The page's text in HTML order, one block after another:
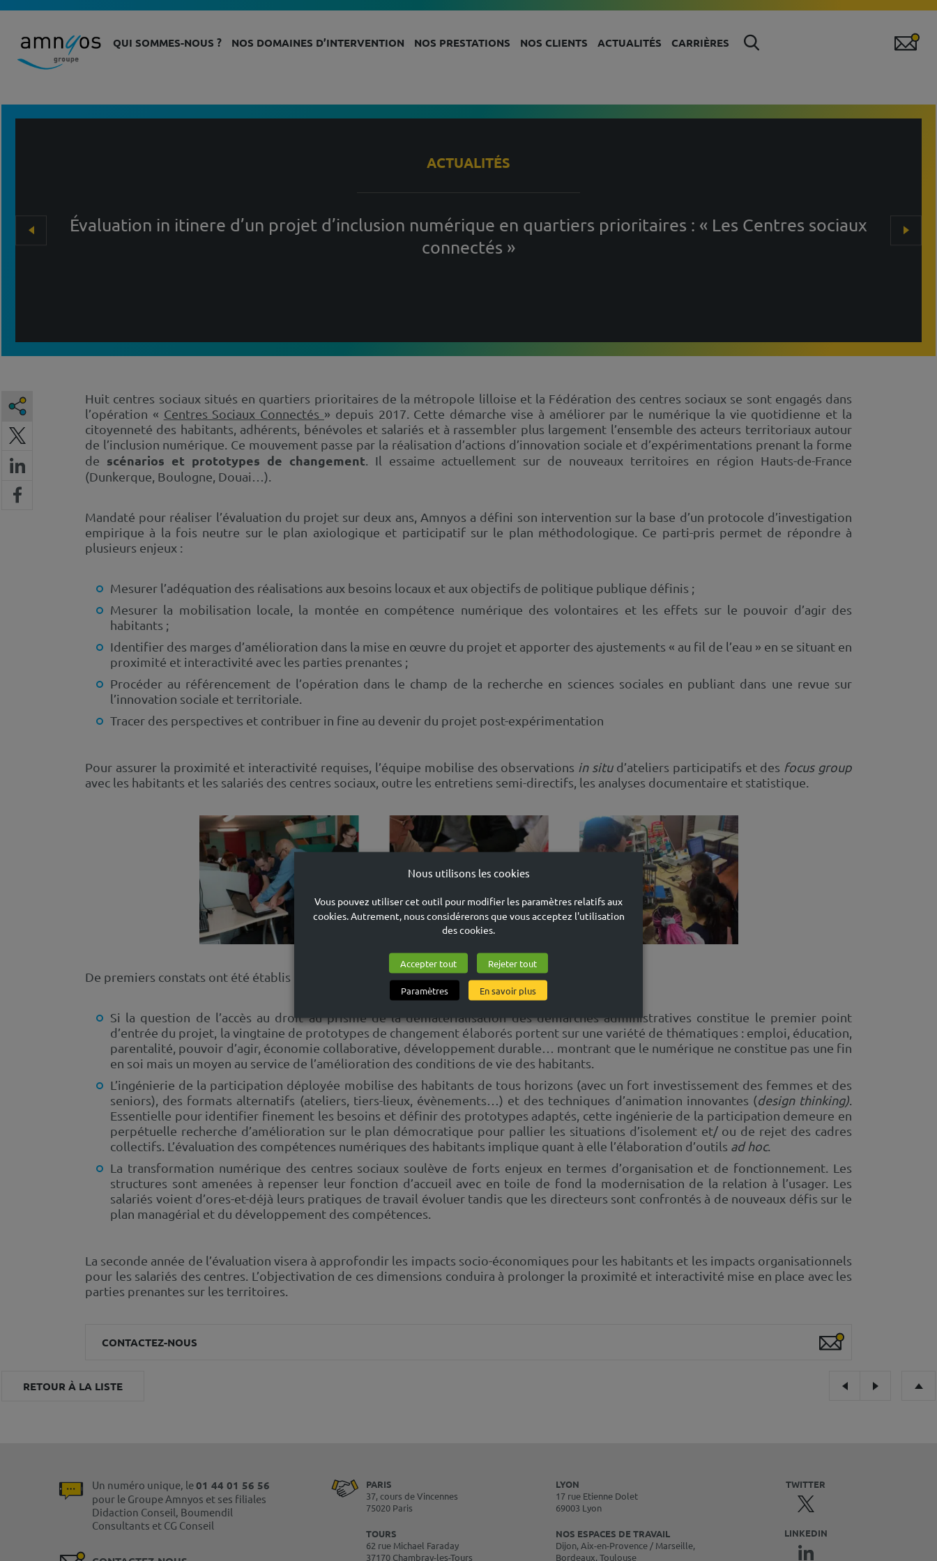
QUI SOMMES-NOUS ? NOS DOMAINES D’INTERVENTION NOS PRESTATIONS NOS CLIENTS ACTUALITÉS CARRIÈRES
ACTUALITÉS
Évaluation in itinere d’un projet d’inclusion numérique en quartiers prioritaires : « Les Centres sociaux
connectés »
Huit centres sociaux situés en quartiers prioritaires de la métropole lilloise et la Fédération des centres sociaux se sont engagés dans
l’opération « Centres Sociaux Connectés » depuis 2017. Cette démarche vise à améliorer par le numérique la vie quotidienne et la
citoyenneté des habitants, adhérents, bénévoles et salariés et à rassembler plus largement l’ensemble des acteurs territoriaux autour
de l’inclusion numérique. Ce mouvement passe par la réalisation d’actions d’innovation sociale et d’expérimentations prenant la forme
de scénarios et prototypes de changement . Il essaime actuellement sur de nouveaux territoires en région Hauts-de-France
(Dunkerque, Boulogne, Douai…).
Mandaté pour réaliser l’évaluation du projet sur deux ans, Amnyos a défini son intervention sur la base d’un protocole d’investigation
empirique à la fois neutre sur le plan axiologique et participatif sur le plan méthodologique. Ce parti-pris permet de répondre à
plusieurs enjeux :
Mesurer l’adéquation des réalisations aux besoins locaux et aux objectifs de politique publique définis ;
Mesurer la mobilisation locale, la montée en compétence numérique des volontaires et les effets sur le pouvoir d’agir des
habitants ;
Identifier des marges d’amélioration dans la mise en œuvre du projet et apporter des ajustements « au fil de l’eau » en se situant en
proximité et interactivité avec les parties prenantes ;
Procéder au référencement de l’opération dans le champ de la recherche en sciences sociales en publiant dans une revue sur
l’innovation sociale et territoriale.
Tracer des perspectives et contribuer in fine au devenir du projet post-expérimentation
Pour assurer la proximité et interactivité requises, l’équipe mobilise des observations in situd’ateliers participatifs et des focus group
avec les habitants et les salariés des centres sociaux, outre les entretiens semi-directifs, les analyses documentaire et statistique.
De premiers constats ont été établis :
Si la question de l’accès au droit au prisme de la dématérialisation des démarches administratives constitue le premier point
d’entrée du projet, la vingtaine de prototypes de changement élaborés portent sur une variété de thématiques : emploi, éducation,
parentalité, pouvoir d’agir, économie collaborative, développement durable… montrant que le numérique ne constitue pas une fin
en soi mais un moyen au service de l’amélioration des conditions de vie des habitants.
L’ingénierie de la participation déployée mobilise des habitants de tous horizons (avec un fort investissement des femmes et des
seniors), des formats alternatifs (ateliers, tiers-lieux, évènements…) et des techniques d’animation innovantes (design thinking)
Essentielle pour identifier finement les besoins et définir des prototypes adaptés, cette ingénierie de la participation demeure en
perpétuelle recherche d’amélioration sur le plan démocratique pour pallier les situations d’isolement et/ ou de rejet des cadres
collectifs. L’évaluation des compétences numériques des habitants implique quant à elle l’élaboration d’outils ad hoc.
La transformation numérique des centres sociaux soulève de forts enjeux en termes d’organisation et de fonctionnement. Les
structures sont amenées à repenser leur fonction d’accueil avec en toile de fond la modernisation de la relation à l’usager. Les
salariés voient d’ores-et-déjà leurs pratiques de travail évoluer tandis que les directeurs sont confrontés à de nouveaux défis sur le
plan managérial et du développement des compétences.
La seconde année de l’évaluation visera à approfondir les impacts socio-économiques pour les habitants et les impacts organisationnels
pour les salariés des centres. L’objectivation de ces dimensions conduira à prolonger la proximité et interactivité mise en place avec les
parties prenantes sur les territoires.
CONTACTEZ-NOUS
RETOUR À LA LISTE
Un numéro unique, le01 44 01 56 56
pour le Groupe Amnyos et ses filiales
Didaction Conseil, Boumendil
Consultants et CG Conseil
PARIS
37, cours de Vincennes
75020 Paris
LYON
17 rue Etienne Dolet
69003 Lyon
TOURS
62 rue Michael Faraday
37170 Chambray-les-Tours
NOS ESPACES DE TRAVAIL
Dijon, Aix-en-Provence / Marseille,
Bordeaux, Toulouse
TWITTER
LINKEDIN
Nous utilisons les cookies
Vous pouvez utiliser cet outil pour modifier les paramètres relatifs aux
cookies. Autrement, nous considérerons que vous acceptez l'utilisation
des cookies.
Accepter tout Rejeter tout
Paramètres En savoir plus